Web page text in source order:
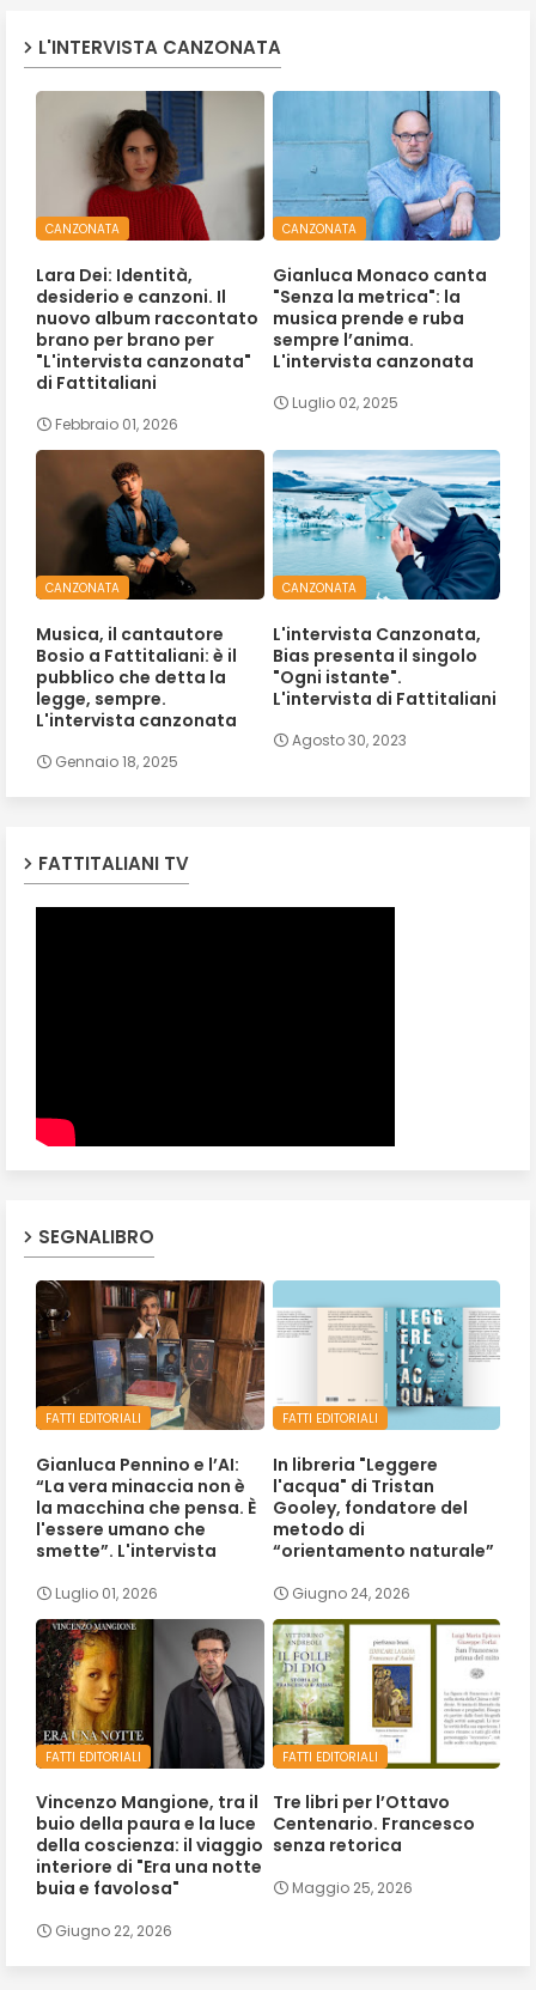
L'INTERVISTA CANZONATA
CANZONATA
Lara Dei: Identità,
desiderio e canzoni. Il
nuovo album raccontato
brano per brano per
"L'intervista canzonata"
di Fattitaliani
Febbraio 01, 2026
CANZONATA
Gianluca Monaco canta
"Senza la metrica": la
musica prende e ruba
sempre l’anima.
L'intervista canzonata
Luglio 02, 2025
CANZONATA
Musica, il cantautore
Bosio a Fattitaliani: è il
pubblico che detta la
legge, sempre.
L'intervista canzonata
Gennaio 18, 2025
CANZONATA
L'intervista Canzonata,
Bias presenta il singolo
"Ogni istante".
L'intervista di Fattitaliani
Agosto 30, 2023
FATTITALIANI TV
SEGNALIBRO
FATTI EDITORIALI
Gianluca Pennino e l’AI:
“La vera minaccia non è
la macchina che pensa. È
l'essere umano che
smette”. L'intervista
Luglio 01, 2026
FATTI EDITORIALI
In libreria "Leggere
l'acqua" di Tristan
Gooley, fondatore del
metodo di
“orientamento naturale”
Giugno 24, 2026
FATTI EDITORIALI
Vincenzo Mangione, tra il
buio della paura e la luce
della coscienza: il viaggio
interiore di "Era una notte
buia e favolosa"
Giugno 22, 2026
FATTI EDITORIALI
Tre libri per l’Ottavo
Centenario. Francesco
senza retorica
Maggio 25, 2026